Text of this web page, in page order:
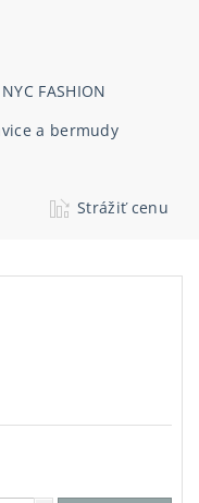
FASHION
a bermudy
Strážiť cenu